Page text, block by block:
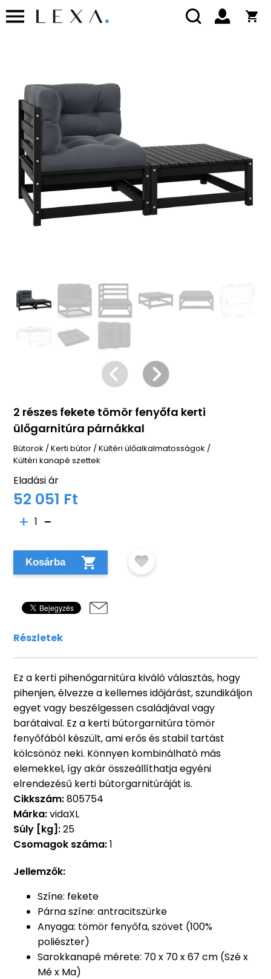
2 részes fekete tömör fenyőfa kerti
ülőgarnitúra párnákkal
Bútorok /Kerti bútor /Kültéri ülőalkalmatosságok /
Kültéri kanapé szettek
Eladási ár
52 051 Ft
1
Kosárba
Részletek
Ez a kerti pihenőgarnitúra kiváló választás, hogy
pihenjen, élvezze a kellemes időjárást, szundikáljon
egyet vagy beszélgessen családjával vagy
barátaival. Ez a kerti bútorgarnitúra tömör
fenyőfából készült, ami erős és stabil tartást
kölcsönöz neki. Könnyen kombinálható más
elemekkel, így akár összeállíthatja egyéni
elrendezésű kerti bútorgarnitúráját is.
Cikkszám:805754
Márka:vidaXL
Súly [kg]:25
Csomagok száma:1
Jellemzők:
Színe: fekete
Párna színe: antracitszürke
Anyaga: tömör fenyőfa, szövet (100%
poliészter)
Sarokkanapé mérete: 70 x 70 x 67 cm (Szé x
Mé x Ma)